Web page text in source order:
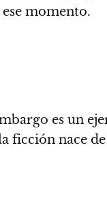
momento.
es un
ficción nace